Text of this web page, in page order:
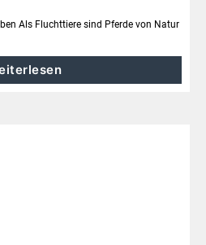
Als Fluchttiere sind Pferde von Natur